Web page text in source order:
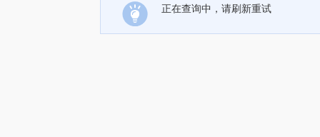
正在查询中，请刷新重试